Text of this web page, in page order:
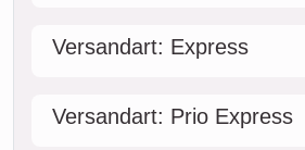
Versandart: Express
Versandart: Prio Express